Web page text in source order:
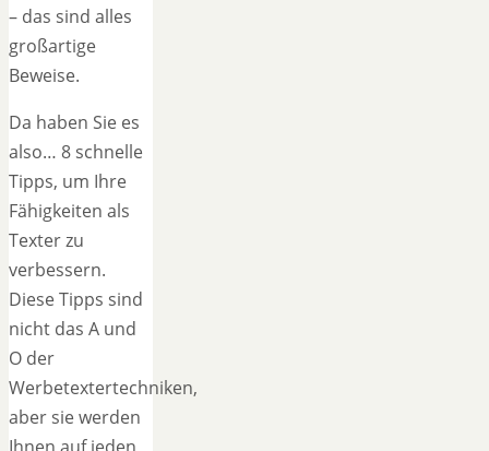
– das sind alles
großartige
Beweise.
Da haben Sie es
also… 8 schnelle
Tipps, um Ihre
Fähigkeiten als
Texter zu
verbessern.
Diese Tipps sind
nicht das A und
O der
Werbetextertechniken,
aber sie werden